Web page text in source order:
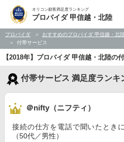
オリコン顧客満足度ランキング
プロバイダ 甲信越・北陸
プロバイダ おすすめのプロバイダ 甲信越・北
付帯サービス
【2018年】プロバイダ 甲信越・北陸の
付帯サービス 満足度ランキ
＠nifty（ニフティ）
接続の仕方を電話で聞いたとき
（50代／男性）